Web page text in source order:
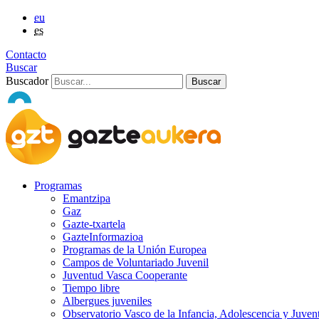
eu
es
Contacto
Buscar
Buscador
Programas
Emantzipa
Gaz
Gazte-txartela
GazteInformazioa
Programas de la Unión Europea
Campos de Voluntariado Juvenil
Juventud Vasca Cooperante
Tiempo libre
Albergues juveniles
Observatorio Vasco de la Infancia, Adolescencia y